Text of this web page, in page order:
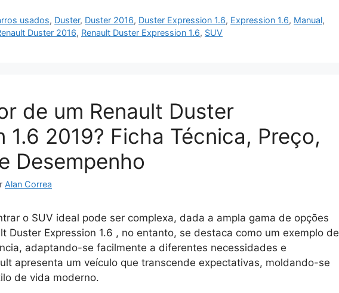
usados, Duster, Duster 2016, Duster Expression 1.6, Expression 1.6, Manual,
Duster 2016, Renault Duster Expression 1.6, SUV
de um Renault Duster
1.6 2019? Ficha Técnica, Preço,
Desempenho
Alan Correa
o SUV ideal pode ser complexa, dada a ampla gama de opções
Duster Expression 1.6 , no entanto, se destaca como um exemplo de
adaptando-se facilmente a diferentes necessidades e
apresenta um veículo que transcende expectativas, moldando-se
de vida moderno.